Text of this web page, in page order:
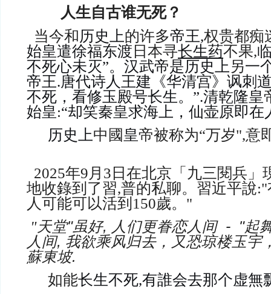
人生自古谁无死？
当今和历史上的许多帝王,权贵都痴
始皇遣徐福东渡 日本寻长生药不果,
不死心未灭”。汉武帝是历史上 另一
帝王.唐代诗人王建《华清宫》讽刺
不死，看修玉殿号长生。”.清乾隆皇
始皇:“却笑秦皇求海上，仙壶原即在
历史上中國 皇帝被称为“万岁",意
2025年9月3日在北京「九三閱兵」
地收錄到了習,普的私聊。習近平說:"
人可能可以活到150歲。"
"天堂"虽好, 人 们更眷恋人间 - "起
人间, 我欲乘风归去，又恐琼楼玉宇
蘇東坡.
如能长生不死,有誰会去那个虚無